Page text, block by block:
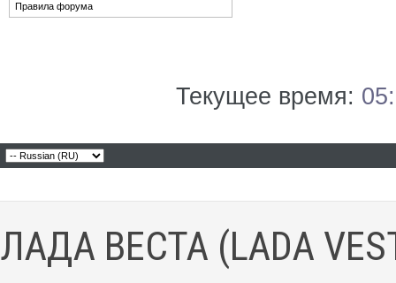
Правила форума
Текущее время:
ЛАДА ВЕСТА (LADA